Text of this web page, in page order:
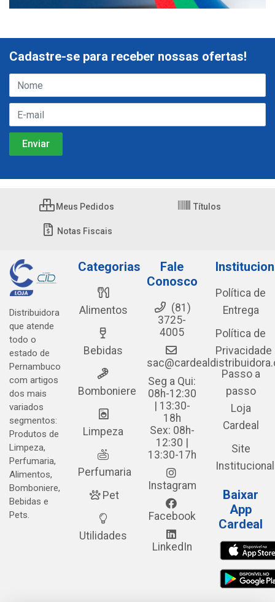
Cadastre-se para receber nossas ofertas!
Meus Pedidos Títulos
Notas Fiscais
Distribuidora
que atende
todo o
estado de
Pernambuco
com artigos
dos mais
variados
segmentos:
Produtos de
Limpeza,
Perfumaria,
Alimentos,
Bomboniere,
Bebidas e
Pets.
Categorias
Alimentos
Bebidas
Bomboniere
Limpeza
Perfumaria
Pet
Utilidades
Fale
Conosco
(81)
3725-
4005
Seg a Qui:
08h-12:30
| 13:30-
18h
Sex: 08h-
12:30 |
13:30-17h
Instagram
Facebook
LinkedIn
Política de
Entrega
Política de
Privacidade
Passo a
passo
Loja
Cardeal
Site
Institucional
Baixar
App
Cardeal